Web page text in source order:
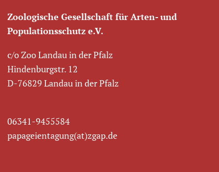
Zoologische Gesellschaft für Arten- und
Populationsschutz e.V.
c/o Zoo Landau in der Pfalz
Hindenburgstr. 12
D-76829 Landau in der Pfalz
06341-9455584
papageientagung(at)zgap.de